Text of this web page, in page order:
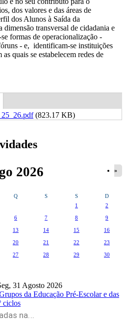
dos valores e das áreas de
dos Alunos à Saída da
dimensão transversal de cidadania e
formas de operacionalização -
- e, identificam-se instituições
quais se estabelecem redes de
ativo)
(823.17 KB)
2026 »
Q S S
D
1
2
6 7 8 9
13 14 15 16
20 21 22 23
27 28 29 30
31 Agosto 2026
da Educação Pré-Escolar e das
ciclos
na...